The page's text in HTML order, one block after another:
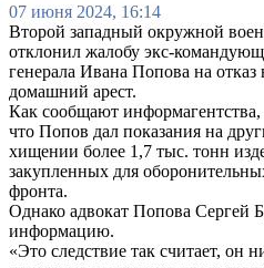
07 июня 2024, 16:14
Второй западный окружной
отклонил жалобу экс-
генерала Ивана Попова на
домашний арест.
Как сообщают информагентства,
что Попов дал показания на
хищении более 1,7 тыс. тонн
закупленных для
фронта.
Однако адвокат Попова Сергей
информацию.
«Это следствие так считает, он